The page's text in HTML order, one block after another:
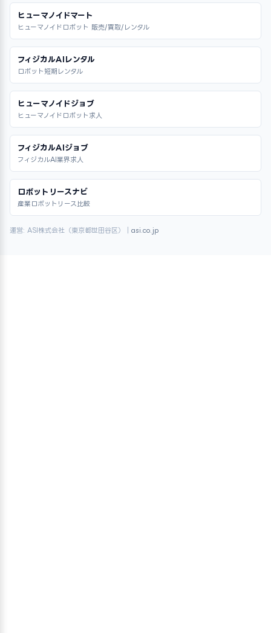
ヒューマノイドマート
ヒューマノイドロボット 販売/買取/レンタル
フィジカルAIレンタル
ロボット短期レンタル
ヒューマノイドジョブ
ヒューマノイドロボット求人
フィジカルAIジョブ
フィジカルAI業界求人
ロボットリースナビ
産業ロボットリース比較
運営: ASI株式会社（東京都世田谷区）｜ asi.co.jp